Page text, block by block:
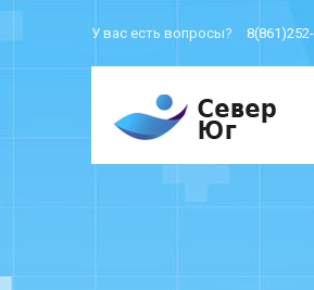
У вас есть вопросы?